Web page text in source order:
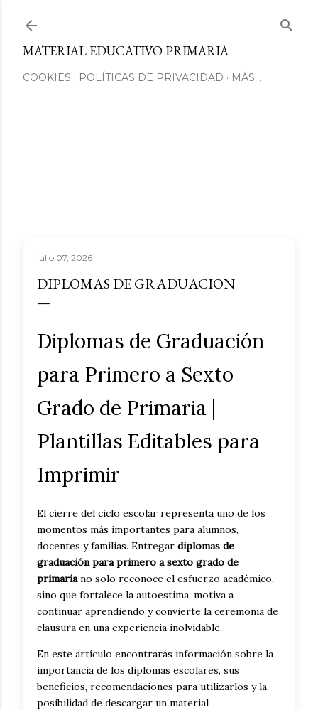
MATERIAL EDUCATIVO PRIMARIA
COOKIES POLÍTICAS DE PRIVACIDAD MÁS…
julio 07, 2026
DIPLOMAS DE GRADUACION
Diplomas de Graduación
para Primero a Sexto
Grado de Primaria |
Plantillas Editables para
Imprimir
El cierre del ciclo escolar representa uno de los
momentos más importantes para alumnos,
docentes y familias. Entregar diplomas de
graduación para primero a sexto grado de
primaria no solo reconoce el esfuerzo académico,
sino que fortalece la autoestima, motiva a
continuar aprendiendo y convierte la ceremonia de
clausura en una experiencia inolvidable.
En este artículo encontrarás información sobre la
importancia de los diplomas escolares, sus
beneficios, recomendaciones para utilizarlos y la
posibilidad de descargar un material